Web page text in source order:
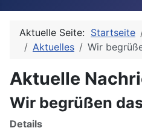
Aktuelle Seite: Startseite
Aktuelles
Wir
Aktuelle
Wir begrüßen
Details